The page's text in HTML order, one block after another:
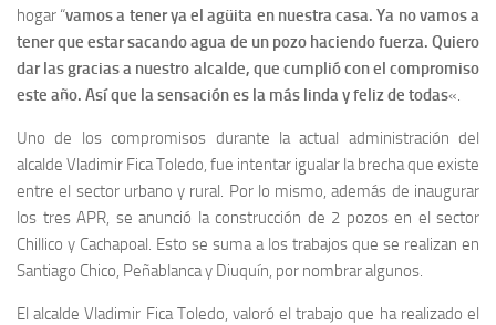
hogar “vamos a tener ya el agüita en nuestra casa. Ya no vamos a
tener que estar sacando agua de un pozo haciendo fuerza. Quiero
dar las gracias a nuestro alcalde, que cumplió con el compromiso
este año. Así que la sensación es la más linda y feliz de todas«.
Uno de los compromisos durante la actual administración del
alcalde Vladimir Fica Toledo, fue intentar igualar la brecha que existe
entre el sector urbano y rural. Por lo mismo, además de inaugurar
los tres APR, se anunció la construcción de 2 pozos en el sector
Chillico y Cachapoal. Esto se suma a los trabajos que se realizan en
Santiago Chico, Peñablanca y Diuquín, por nombrar algunos.
El alcalde Vladimir Fica Toledo, valoró el trabajo que ha realizado el